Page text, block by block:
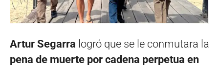
Artur Segarra logró que se le conmutara la
pena de muerte por cadena perpetua en